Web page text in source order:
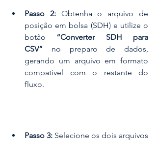
Passo 2: Obtenha o arquivo de
posição em bolsa (SDH) e utilize o
botão “Converter SDH para
CSV” no preparo de dados,
gerando um arquivo em formato
compatível com o restante do
fluxo.
Passo 3: Selecione os dois arquivos